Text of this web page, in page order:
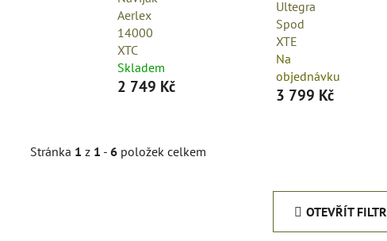
Aerlex
14000
XTC
Skladem
2 749 Kč
Ultegra
Spod
XTE
Na
objednávku
3 799 Kč
Stránka 1 z 1 - 6 položek celkem
OTEVŘÍT FILTR